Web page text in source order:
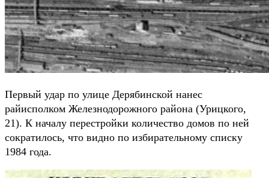
Первый удар по улице Дерябинской нанес
райисполком Железнодорожного района (Урицкого,
21). К началу перестройки количество домов по ней
сократилось, что видно по избирательному списку
1984 года.